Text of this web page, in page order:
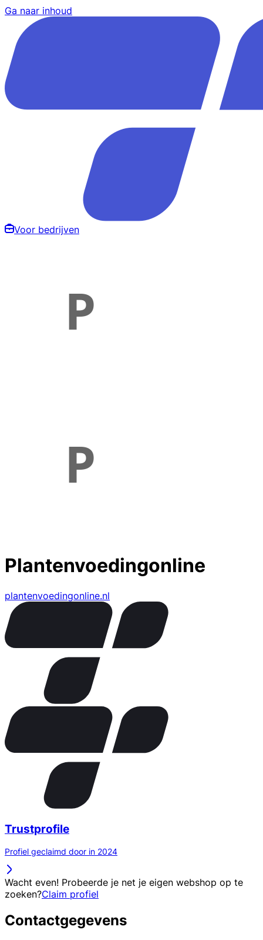
Ga naar inhoud
Voor bedrijven
Plantenvoedingonline
plantenvoedingonline.nl
Trustprofile
Profiel geclaimd door in 2024
Wacht even! Probeerde je net je eigen webshop op te
zoeken?Claim profiel
Contactgegevens